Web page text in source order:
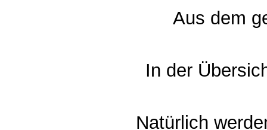
Aus dem
In der
Natürlich